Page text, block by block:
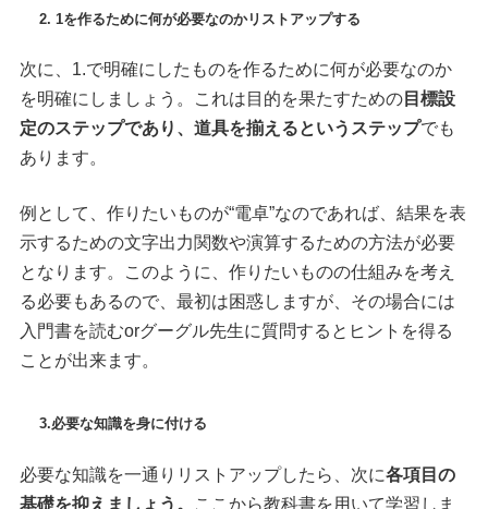
2. 1を作るために何が必要なのかリストアップする
次に、1.で明確にしたものを作るために何が必要なのか
を明確にしましょう。これは目的を果たすための目標設
定のステップであり、道具を揃えるというステップでも
あります。
例として、作りたいものが“電卓”なのであれば、結果を表
示するための文字出力関数や演算するための方法が必要
となります。このように、作りたいものの仕組みを考え
る必要もあるので、最初は困惑しますが、その場合には
入門書を読むorグーグル先生に質問するとヒントを得る
ことが出来ます。
3.必要な知識を身に付ける
必要な知識を一通りリストアップしたら、次に各項目の
基礎を抑えましょう。
ここから教科書を用いて学習しま